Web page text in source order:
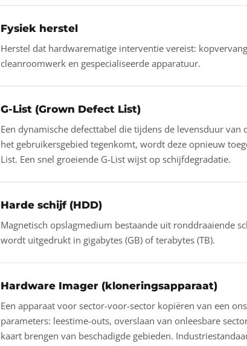
Fysiek herstel
Herstel dat hardwarematige interventie vereist:
cleanroomwerk en gespecialiseerde apparatuur.
G-List (Grown Defect List)
Een dynamische defecttabel die tijdens de levensduur
het gebruikersgebied tegenkomt, wordt deze opnieuw
List. Een snel groeiende G-List wijst op schijfdegradatie.
Harde schijf (HDD)
Magnetisch opslagmedium bestaande uit ronddraaiende
wordt uitgedrukt in gigabytes (GB) of terabytes (TB).
Hardware Imager (kloneringsapparaat)
Een apparaat voor sector-voor-sector kopiëren van een
parameters: leestime-outs, overslaan van onleesbare
kaart brengen van beschadigde gebieden.